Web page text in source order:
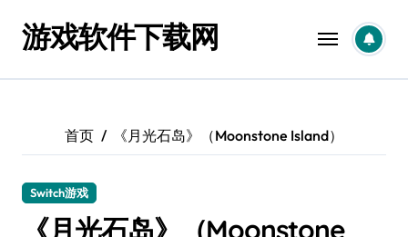
游戏软件下载网
首页 《月光石岛》（Moonstone Island）
Switch游戏
《月光石岛》（Moonstone